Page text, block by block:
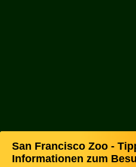
San Francisco Zoo -
Informationen zum